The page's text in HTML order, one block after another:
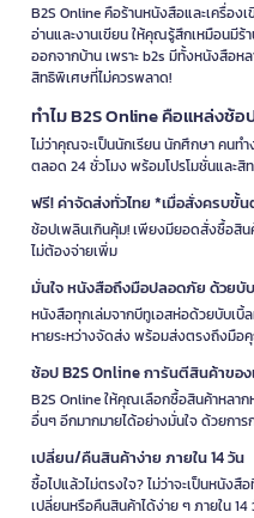
B2S Online คือร้านหนังสือและเครื่อง
อ่านและงานเขียน ให้คุณรู้สึกเหมือนมี
ออกจากบ้าน เพราะ b2s มีทั้งหนังสือ
สิทธิพิเศษที่ไม่ควรพลาด!
ทำไม B2S Online คือแหล่งช้
ไม่ว่าคุณจะเป็นนักเรียน นักศึกษา คน
ตลอด 24 ชั่วโมง พร้อมโปรโมชั่นและสิ
ฟรี! ค่าจัดส่งทั่วไทย *เมื่อสั่งครบขั้
ช้อปเพลินเกินคุ้ม! เพียงมียอดสั่งซื้อสิ
ไม่ต้องจ่ายเพิ่ม
มั่นใจ หนังสือถึงมือปลอดภัย ด้วยบั
หนังสือทุกเล่มจากบีทูเอสห่อด้วยบับเบิ้
หายระหว่างจัดส่ง พร้อมส่งตรงถึงมื
ช้อป B2S Online การันตีสินค้าของ
B2S Online ให้คุณเลือกซื้อสินค้าหลาก
อื่นๆ อีกมากมายได้อย่างมั่นใจ ด้วยกา
เปลี่ยน/คืนสินค้าง่าย ภายใน 14 วัน
ซื้อไปแล้วไม่ตรงใจ? ไม่ว่าจะเป็นหนั
เปลี่ยนหรือคืนสินค้าได้ง่าย ๆ ภายใน